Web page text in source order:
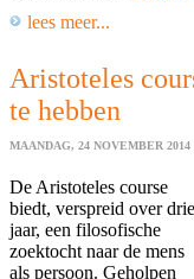
lees meer...
Aristoteles
te hebben
MAANDAG, 24 NOVEMBER 2014
De Aristoteles course
biedt, verspreid over drie
jaar, een filosofische
zoektocht naar de mens
als persoon. Geholpen